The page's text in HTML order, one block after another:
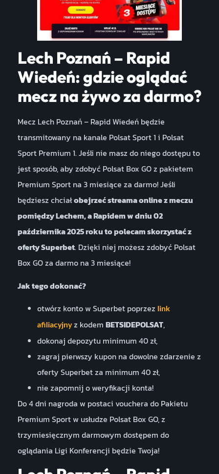
Lech Poznań – Rapid
Wiedeń: gdzie oglądać
mecz na żywo za darmo?
Mecz Lech Poznań – Rapid Wiedeń będzie
transmitowany na kanale Polsat Sport 1 i Polsat
Sport Premium 1. Jeśli nie masz do niego dostępu to
jest sposób, aby zdobyć Polsat Box GO z pakietem
Premium Sport na 3 miesiące za darmo! Jeśli
będziesz chciałobejrzeć streama online z meczu
pomiędzy Lechem, a Rapidem w dniu 02
października 2025 roku to polecam skorzystać z
oferty Superbet. Dzięki niej możesz zdobyć Polsat
Box GO za darmo na 3 miesiące!
Jak tego dokonać?
otwórz konto w Superbet poprzez link
afiliacyjnyz kodem BETSIDEPOLSAT,
dokonaj depozytu minimum 40 zł,
zagraj pierwszy kupon na dowolne zdarzenie z
oferty Superbet za minimum 40 zł,
nie zapomnij o weryfikacji konta!
Do 4 dni nagroda w postaci vouchera do Pakietu
Premium Sport w usłudze Polsat Box GO, z
trzymiesięcznym darmowym dostępem do
oglądania Ligi Konferencji będzie Twoja!